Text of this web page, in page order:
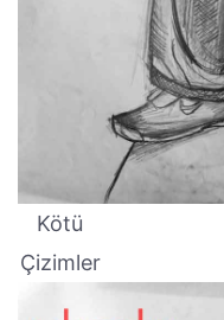
Kötü
Çizimler